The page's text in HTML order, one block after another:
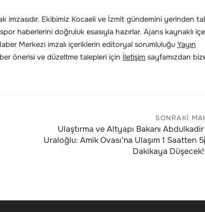
Ekibimiz Kocaeli ve İzmit gündemini yerinden
haberlerini doğruluk esasıyla hazırlar. Ajans kaynaklı
Merkezi imzalı içeriklerin editoryal sorumluluğu Yayın
önerisi ve düzeltme talepleri için İletişim sayfamızdan
SONRAKI
Ulaştırma ve Altyapı Bakanı Abdulkadir
Uraloğlu: Amik Ovası’na Ulaşım 1 Saatten 5
Dakikaya Düşecek!